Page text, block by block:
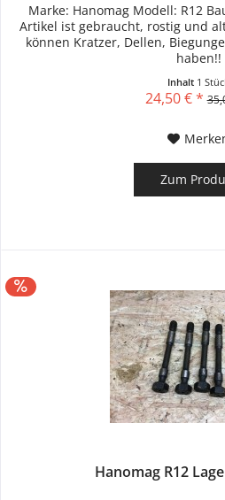
Marke: Hanomag Modell: R12
Artikel ist gebraucht, rostig und
können Kratzer, Dellen,
haben!!
Inhalt 1
24,50 € *
Zum
Hanomag R12